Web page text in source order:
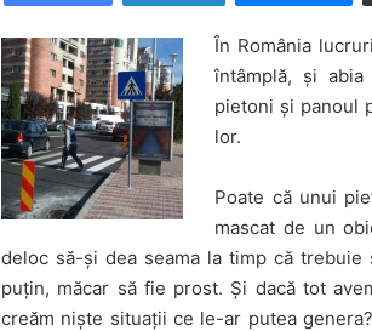
În România
întâmplă, și
pietoni și panoul
lor.
Poate că unui
mascat de un
deloc să-și dea seama la timp că
puțin, măcar să fie prost. Și dacă tot
creăm niște situații ce le-ar putea